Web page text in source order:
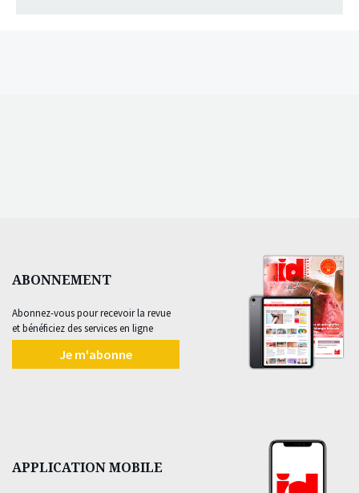
ABONNEMENT
Abonnez-vous pour recevoir la revue
et bénéficiez des services en ligne
Je m'abonne
APPLICATION MOBILE